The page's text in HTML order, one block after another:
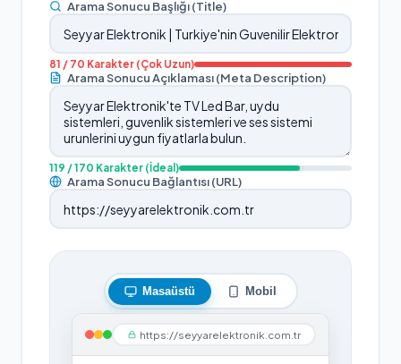
Arama Sonucu Başlığı (Title)
81 / 70 Karakter (Çok Uzun)
Arama Sonucu Açıklaması (Meta Description)
119 / 170 Karakter (İdeal)
Arama Sonucu Bağlantısı (URL)
Masaüstü Mobil
https://seyyarelektronik.com.tr